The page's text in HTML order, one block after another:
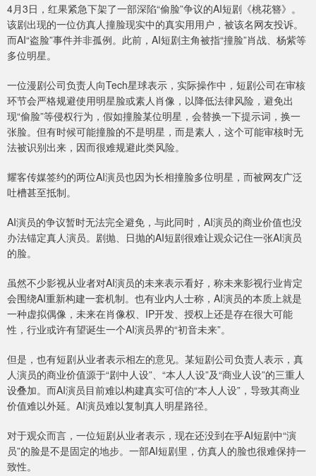
4月3日，红果紧急下架了一部深陷“偷脸”争议的AI短剧《桃花簪》。
该剧出现的一位仿真人撞脸现实中的真实用用户，被该名网友投诉。
而AI“盗脸”事件并非孤例。此前，AI短剧主角被指“撞脸”肖战、杨紫等
多位明星。
一位漫剧公司负责人向Tech星球表示，实际操作中，短剧公司在审核
环节会严格规避使用明星脸或素人肖像，以降低法律风险，避免出
现“偷脸”等侵权行为，假如撞脸某位明星，会替换一下提示词，换一
张脸。但有时候可能撞脸的不是明星，而是素人，这个可能审核时无
法被识别出来，因而很难规避此类风险。
耀客传媒签约的两位AI演员也因为长相撞脸多位明星，而被网友广泛
吐槽甚至抵制。
AI演员的争议暂时无法完全避免，与此同时，AI演员的商业价值也没
办法锚定真人演员。剧抛、日抛的AI短剧很难让观众记住一张AI演员
的脸。
虽然不少影视从业者对AI演员的未来表示看好，称未来影视行业肯定
会围绕AI重新构建一套机制。也有业内人士称，AI演员的本质上就是
一种虚拟偶像，未来在肖像权、IP开发、授权上还是存在很大可能
性，行业或许有望诞生一个AI演员界的“初音未来”。
但是，也有短剧从业者表示相左的意见。某短剧公司负责人表示，真
人演员的商业价值源于“剧中人设”、“本人人设”及“商业人设”的三重人
设叠加。而AI演员目前难以构建真实可信的“本人人设”，导致其商业
价值难以外延。AI演员难以复制真人明星路径。
对于观众而言，一位短剧从业者表示，现在还没到在乎AI短剧中“演
员”的脸是不是固定的地步。一部AI短剧里，仿真人的脸也很难保持一
致性。